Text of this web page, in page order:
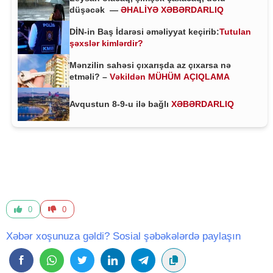
düşəcək — ƏHALİYƏ XƏBƏRDARLIQ
DİN-in Baş İdarəsi əməliyyat keçirib:Tutulan
şəxslər kimlərdir?
Mənzilin sahəsi çıxarışda az çıxarsa nə
etməli? – Vəkildən MÜHÜM AÇIQLAMA
Avqustun 8-9-u ilə bağlı XƏBƏRDARLIQ
0 0
Xəbər xoşunuza gəldi? Sosial şəbəkələrdə paylaşın